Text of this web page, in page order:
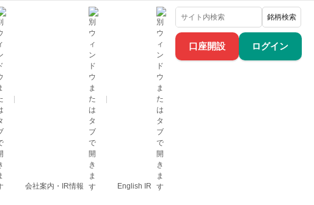
口座開設 ログイン
会社案内・IR情報 English IR
銘柄検索